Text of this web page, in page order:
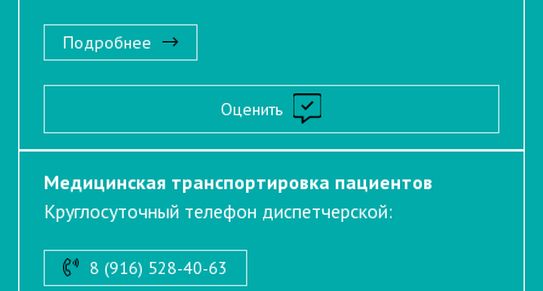
Подробнее
Оценить
Медицинская транспортировка пациентов
Круглосуточный телефон диспетчерской:
8 (916) 528-40-63